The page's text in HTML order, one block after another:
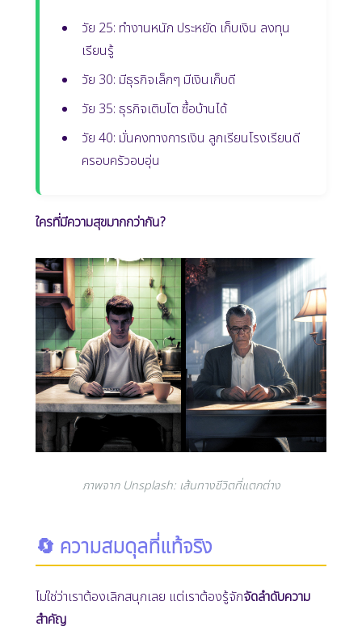
วัย 25: ทำงานหนัก ประหยัด เก็บเงิน ลงทุน
เรียนรู้
วัย 30: มีธุรกิจเล็กๆ มีเงินเก็บดี
วัย 35: ธุรกิจเติบโต ซื้อบ้านได้
วัย 40: มั่นคงทางการเงิน ลูกเรียนโรงเรียนดี
ครอบครัวอบอุ่น
ใครที่มีความสุขมากกว่ากัน?
ภาพจาก Unsplash: เส้นทางชีวิตที่แตกต่าง
🔄 ความสมดุลที่แท้จริง
ไม่ใช่ว่าเราต้องเลิกสนุกเลย แต่เราต้องรู้จักจัดลำดับความ
สำคัญ